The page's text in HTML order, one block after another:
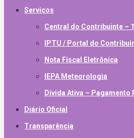
Serviços
Central do Contribuinte –
IPTU / Portal do
Nota Fiscal Eletrônica
IEPA Meteorologia
Divida Ativa – Pagamento
Diário Oficial
Transparência